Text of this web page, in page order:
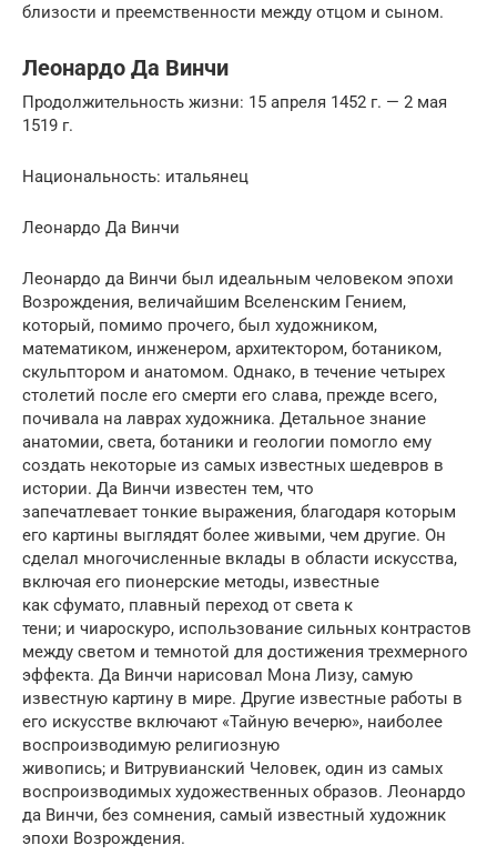
близости и преемственности между отцом и сыном.
Леонардо Да Винчи
Продолжительность жизни: 15 апреля 1452 г. — 2 мая
1519 г.
Национальность: итальянец
Леонардо Да Винчи
Леонардо да Винчи был идеальным человеком эпохи
Возрождения, величайшим Вселенским Гением,
который, помимо прочего, был художником,
математиком, инженером, архитектором, ботаником,
скульптором и анатомом. Однако, в течение четырех
столетий после его смерти его слава, прежде всего,
почивала на лаврах художника. Детальное знание
анатомии, света, ботаники и геологии помогло ему
создать некоторые из самых известных шедевров в
истории. Да Винчи известен тем, что
запечатлевает тонкие выражения, благодаря которым
его картины выглядят более живыми, чем другие. Он
сделал многочисленные вклады в области искусства,
включая его пионерские методы, известные
как сфумато, плавный переход от света к
тени; и чиароскуро, использование сильных контрастов
между светом и темнотой для достижения трехмерного
эффекта. Да Винчи нарисовал Мона Лизу, самую
известную картину в мире. Другие известные работы в
его искусстве включают «Тайную вечерю», наиболее
воспроизводимую религиозную
живопись; и Витрувианский Человек, один из самых
воспроизводимых художественных образов. Леонардо
да Винчи, без сомнения, самый известный художник
эпохи Возрождения.